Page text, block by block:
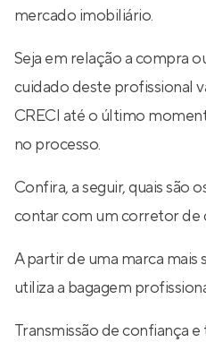
mercado imobiliário.
Seja em relação a compra
cuidado deste profissional
CRECI até o último
no processo.
Confira, a seguir, quais são
contar com um corretor de
A partir de uma marca mais
utiliza a bagagem
Transmissão de confiança